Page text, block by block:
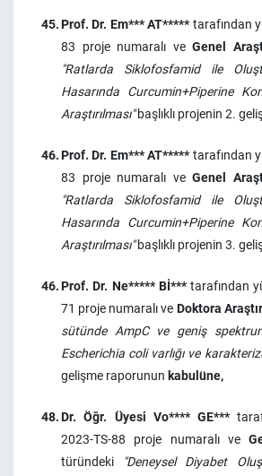
45.Prof. Dr. Em*** AT*****tarafından
83 proje numaralı veGenel
"Ratlarda Siklofosfamid ile
Hasarında Curcumin+Piperine
Araştırılması"başlıklı projenin 2.
46.Prof. Dr. Em*** AT*****tarafından
83 proje numaralı veGenel
"Ratlarda Siklofosfamid ile
Hasarında Curcumin+Piperine
Araştırılması"başlıklı projenin 3.
46.Prof. Dr. Ne***** Bİ***tarafından
71 proje numaralı ve Doktora
sütünde AmpC ve geniş
Escherichia coli varlığı ve
gelişme raporunun kabulüne,
48.Dr. Öğr. Üyesi Vo**** GE***
2023-TS-88 proje numaralı ve
türündeki
"Deneysel Diyabet